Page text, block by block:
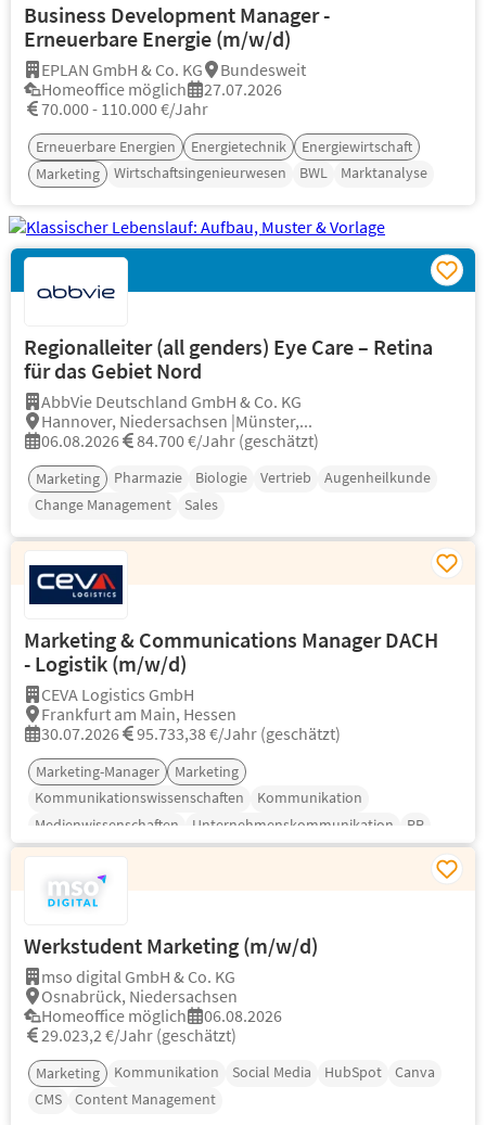
Business Development Manager -
Erneuerbare Energie (m/w/d)
EPLAN GmbH & Co. KG
Bundesweit
Homeoffice möglich
27.07.2026
70.000 - 110.000 €/Jahr
Erneuerbare Energien Energietechnik
Energiewirtschaft
Marketing
Wirtschaftsingenieurwesen BWL Marktanalyse
Regionalleiter (all genders) Eye Care – Retina
für das Gebiet Nord
AbbVie Deutschland GmbH & Co. KG
Hannover, Niedersachsen |Münster,...
06.08.2026
84.700 €/Jahr (geschätzt)
Marketing Pharmazie Biologie Vertrieb
Augenheilkunde
Change Management
Sales
Marketing & Communications Manager DACH
- Logistik (m/w/d)
CEVA Logistics GmbH
Frankfurt am Main, Hessen
30.07.2026
95.733,38 €/Jahr (geschätzt)
Marketing-Manager
Marketing
Kommunikationswissenschaften
Kommunikation
Medienwissenschaften
Unternehmenskommunikation PR
Werkstudent Marketing (m/w/d)
mso digital GmbH & Co. KG
Osnabrück, Niedersachsen
Homeoffice möglich
06.08.2026
29.023,2 €/Jahr (geschätzt)
Marketing Kommunikation Social Media HubSpot
Canva
CMS
Content Management